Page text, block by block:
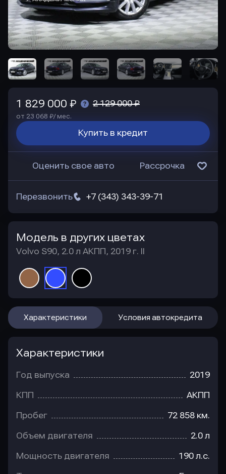
1 829 000 ₽ 2 129 000 ₽
от 23 068 ₽/ мес.
Купить в кредит
Оценить свое авто Рассрочка
+7 (343) 343-39-71
Перезвонить
Модель в других цветах
Volvo S90, 2.0 л АКПП, 2019 г. II
Характеристики Условия автокредита
Характеристики
Год выпуска 2019
КПП АКПП
Пробег 72 858 км.
Объем двигателя 2.0 л
Мощность двигателя 190 л.с.